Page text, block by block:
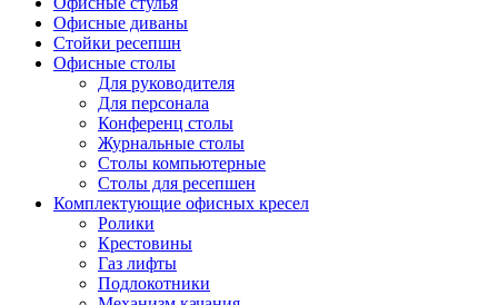
Офисные диваны
Стойки ресепшн
Офисные столы
Для руководителя
Для персонала
Конференц столы
Журнальные столы
Столы компьютерные
Столы для ресепшен
Комплектующие офисных кресел
Ролики
Крестовины
Газ лифты
Подлокотники